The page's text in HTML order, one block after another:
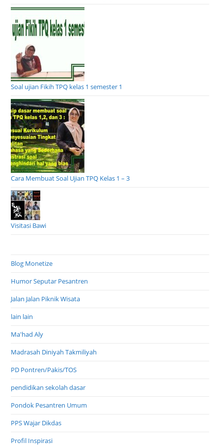
Soal ujian Fikih TPQ kelas 1 semester 1
Cara Membuat Soal Ujian TPQ Kelas 1 – 3
Visitasi Bawi
Blog Monetize
Humor Seputar Pesantren
Jalan Jalan Piknik Wisata
lain lain
Ma'had Aly
Madrasah Diniyah Takmiliyah
PD Pontren/Pakis/TOS
pendidikan sekolah dasar
Pondok Pesantren Umum
PPS Wajar Dikdas
Profil Inspirasi